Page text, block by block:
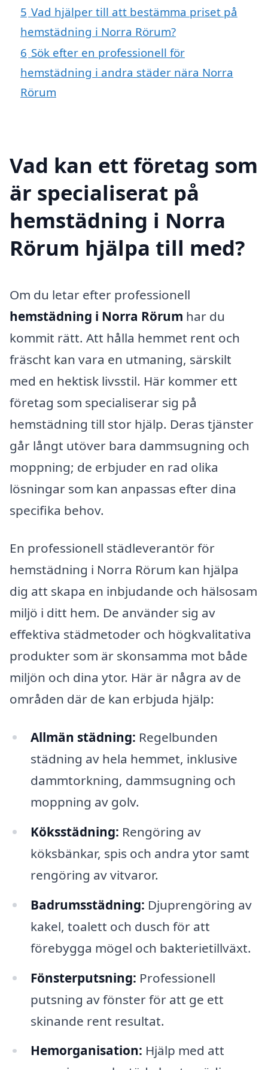
5 Vad hjälper till att bestämma priset på
hemstädning i Norra Rörum?
6 Sök efter en professionell för
hemstädning i andra städer nära Norra
Rörum
Vad kan ett företag som
är specialiserat på
hemstädning i Norra
Rörum hjälpa till med?
Om du letar efter professionell
hemstädning i Norra Rörum har du
kommit rätt. Att hålla hemmet rent och
fräscht kan vara en utmaning, särskilt
med en hektisk livsstil. Här kommer ett
företag som specialiserar sig på
hemstädning till stor hjälp. Deras tjänster
går långt utöver bara dammsugning och
moppning; de erbjuder en rad olika
lösningar som kan anpassas efter dina
specifika behov.
En professionell städleverantör för
hemstädning i Norra Rörum kan hjälpa
dig att skapa en inbjudande och hälsosam
miljö i ditt hem. De använder sig av
effektiva städmetoder och högkvalitativa
produkter som är skonsamma mot både
miljön och dina ytor. Här är några av de
områden där de kan erbjuda hjälp:
Allmän städning: Regelbunden
städning av hela hemmet, inklusive
dammtorkning, dammsugning och
moppning av golv.
Köksstädning: Rengöring av
köksbänkar, spis och andra ytor samt
rengöring av vitvaror.
Badrumsstädning: Djuprengöring av
kakel, toalett och dusch för att
förebygga mögel och bakterietillväxt.
Fönsterputsning: Professionell
putsning av fönster för att ge ett
skinande rent resultat.
Hemorganisation: Hjälp med att